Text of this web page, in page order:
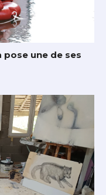
pose une de ses